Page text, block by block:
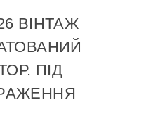
ВІНТАЖ
ПІД